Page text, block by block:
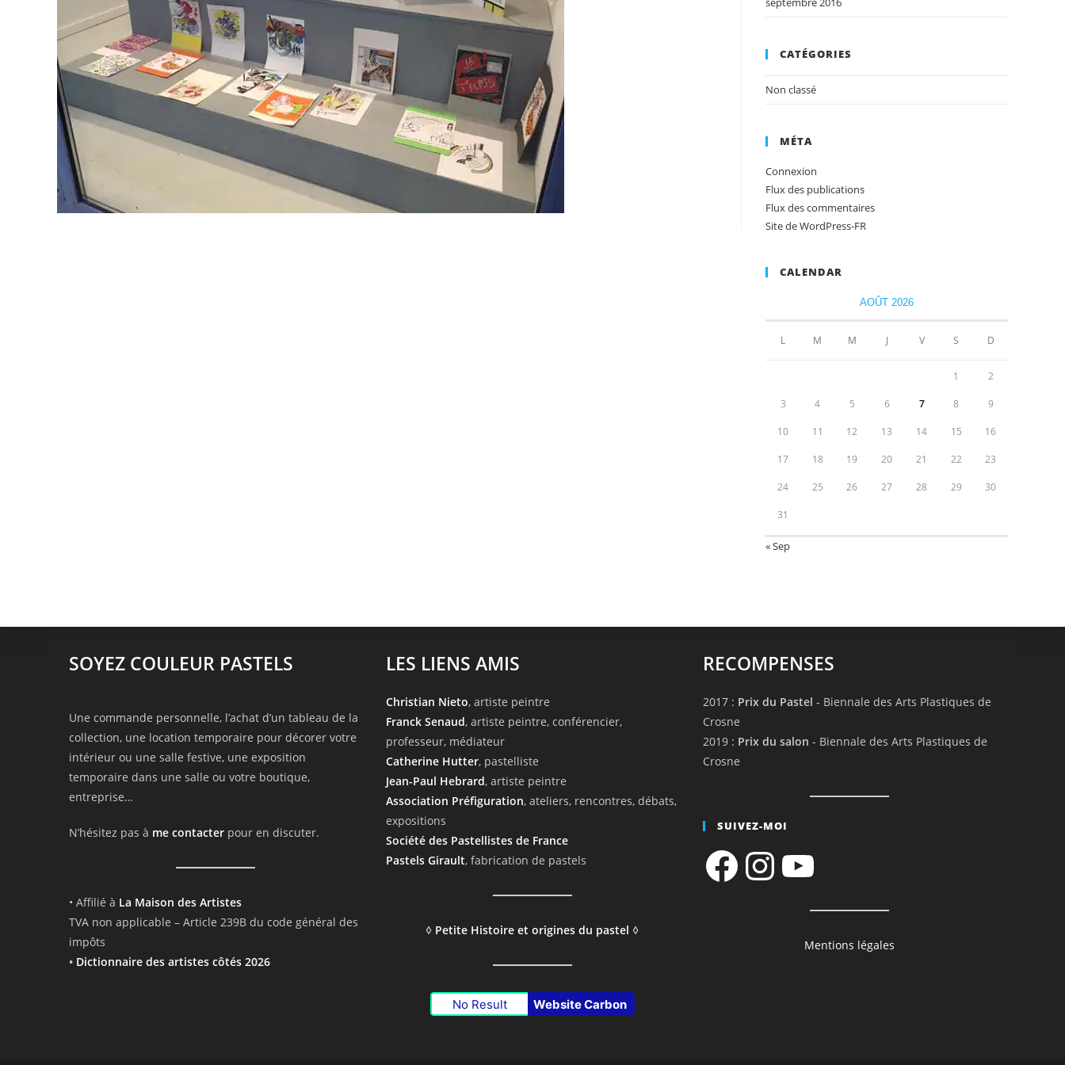
CATÉGORIES
Non classé
MÉTA
Connexion
Flux des publications
Flux des commentaires
Site de WordPress-FR
CALENDAR
AOÛT 2026
L M M J V S D
1 2
3 4 5 6 7 8 9
10 11 12 13 14 15 16
17 18 19 20 21 22 23
24 25 26 27 28 29 30
31
« Sep
SOYEZ COULEUR PASTELS
Une commande personnelle, l’achat d’un tableau de la
collection, une location temporaire pour décorer votre
intérieur ou une salle festive, une exposition
temporaire dans une salle ou votre boutique,
entreprise…
N’hésitez pas à me contacter pour en discuter.
• Affilié à La Maison des Artistes
TVA non applicable – Article 239B du code général des
impôts
• Dictionnaire des artistes côtés 2026
LES LIENS AMIS
Christian Nieto, artiste peintre
Franck Senaud, artiste peintre, conférencier,
professeur, médiateur
Catherine Hutter, pastelliste
Jean-Paul Hebrard, artiste peintre
Association Préfiguration, ateliers, rencontres, débats,
expositions
Société des Pastellistes de France
Pastels Girault, fabrication de pastels
◊ Petite Histoire et origines du pastel ◊
No Result Website Carbon
RECOMPENSES
2017 : Prix du Pastel - Biennale des Arts Plastiques de
Crosne
2019 : Prix du salon - Biennale des Arts Plastiques de
Crosne
SUIVEZ-MOI
FacebookInstagramYouTube
Mentions légales